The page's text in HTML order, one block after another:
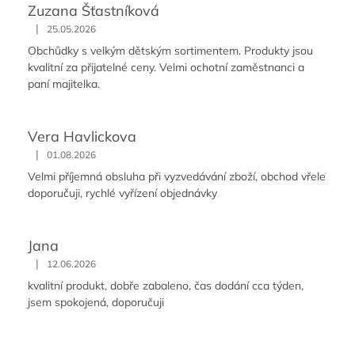
Zuzana Šťastníková
| 25.05.2026
Obchůdky s velkým dětským sortimentem. Produkty jsou
kvalitní za přijatelné ceny. Velmi ochotní zaměstnanci a
paní majitelka.
Vera Havlickova
| 01.08.2026
Velmi příjemná obsluha při vyzvedávání zboží, obchod vřele
doporučuji, rychlé vyřízení objednávky
Jana
| 12.06.2026
kvalitní produkt, dobře zabaleno, čas dodání cca týden,
jsem spokojená, doporučuji